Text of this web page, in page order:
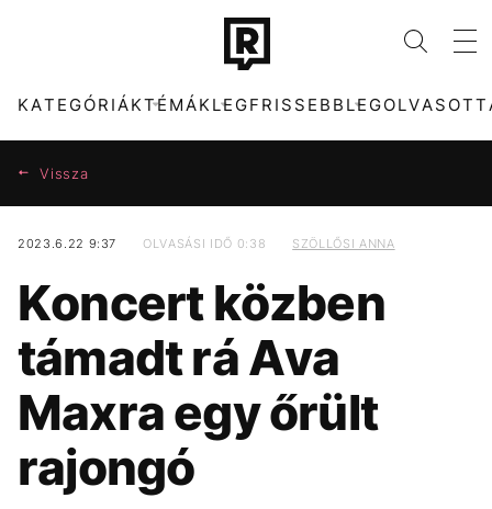
KATEGÓRIÁKTÉMÁKLEGFRISSEBB
ZENE DIVAT
KULTÚRA ENTR
FILM + SOROZAT TECH-TUDOMÁNY
SPORT
KÖZÉLET
DUNA MAJKA
MTVA FIDESZ
KÁVÉ KONCERT
ENERGIAVÁLSÁG
Vissza
2023.6.22 9:37 OLVASÁSI IDŐ 0:38 SZÖLLŐSI ANNA
Koncert közben
támadt rá Ava
Maxra egy őrült
rajongó